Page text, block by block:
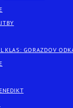
KLAS: GORAZDOV